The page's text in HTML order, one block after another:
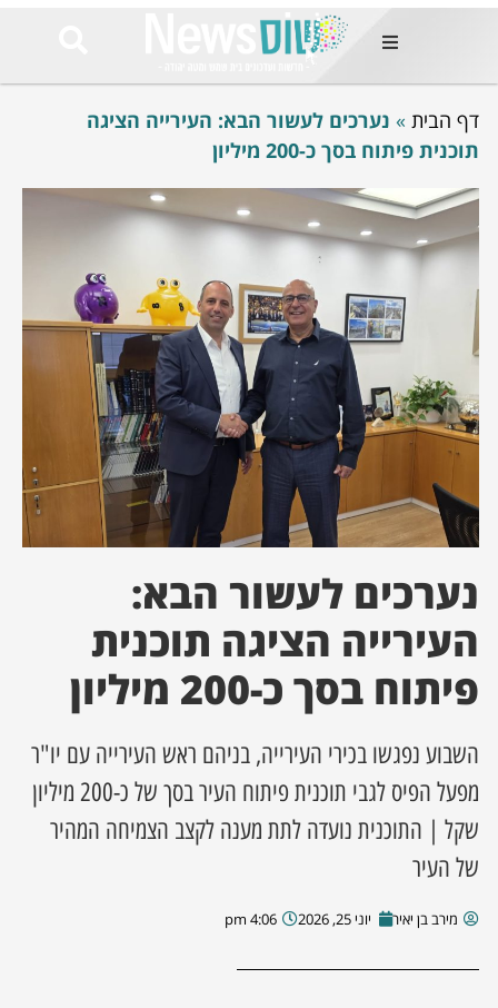
החמות
בימים
באזור
Et
mauris, wisi
tortor
feugiat
Congue
luctus, quam
mi
מסע מלחמה
השבוע
עסקים
דף הבית » נערכים לעשור הבא: העירייה הציגה
תוכנית פיתוח בסך כ-200 מיליון
נערכים לעשור הבא:
העירייה הציגה תוכנית
פיתוח בסך כ-200 מיליון
השבוע נפגשו בכירי העירייה, בניהם ראש העירייה עם יו"ר
מפעל הפיס לגבי תוכנית פיתוח העיר בסך של כ-200 מיליון
שקל | התוכנית נועדה לתת מענה לקצב הצמיחה המהיר
של העיר
מירב בן יאיר יוני 25, 2026 4:06 pm